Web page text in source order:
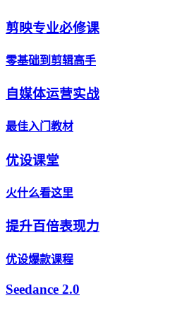
剪映专业必修课
零基础到剪辑高手
自媒体运营实战
最佳入门教材
优设课堂
火什么看这里
提升百倍表现力
优设爆款课程
Seedance 2.0